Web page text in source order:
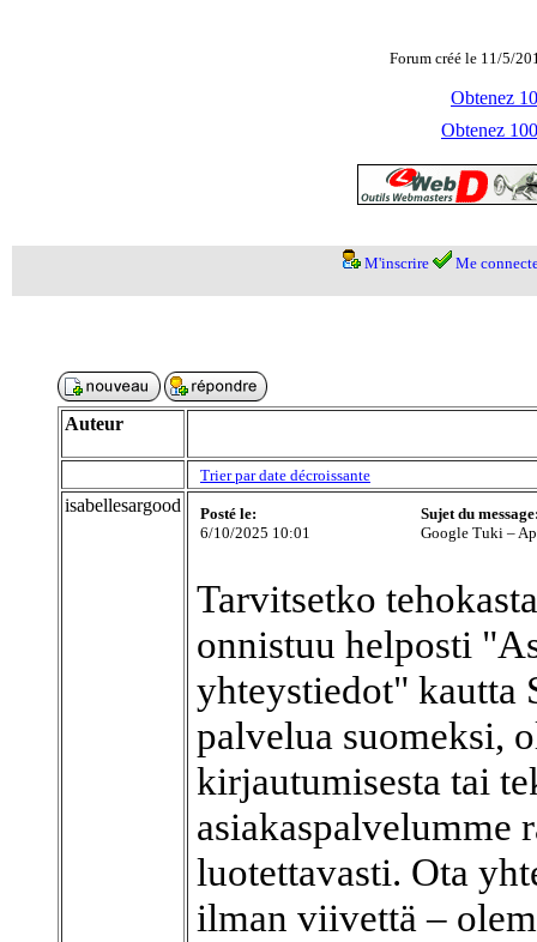
Forum créé le 11/5/
Obtenez
Obtenez
M'inscrire Me
Auteur
Trier par date décroissante
isabellesargood
Posté le:
6/10/2025 10:01
Sujet du
Google Tuki –
Tarvitsetko
onnistuu helposti
yhteystiedot" kautta
palvelua suomeksi,
kirjautumisesta tai
asiakaspalvelumme
luotettavasti. Ota
ilman viivettä –